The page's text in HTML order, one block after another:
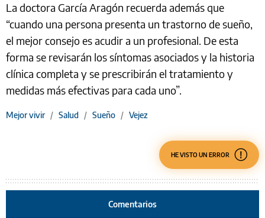
La doctora García Aragón recuerda además que
“cuando una persona presenta un trastorno de sueño,
el mejor consejo es acudir a un profesional. De esta
forma se revisarán los síntomas asociados y la historia
clínica completa y se prescribirán el tratamiento y
medidas más efectivas para cada uno”.
Mejor vivir / Salud / Sueño / Vejez
HE VISTO UN ERROR
Comentarios